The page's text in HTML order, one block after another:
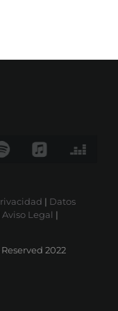
| Datos
Aviso Legal |
2022